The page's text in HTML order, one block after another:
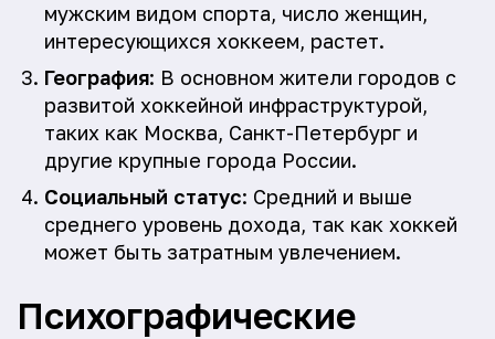
мужским видом спорта, число женщин,
интересующихся хоккеем, растет.
География: В основном жители городов с
развитой хоккейной инфраструктурой,
таких как Москва, Санкт-Петербург и
другие крупные города России.
Социальный статус: Средний и выше
среднего уровень дохода, так как хоккей
может быть затратным увлечением.
Психографические